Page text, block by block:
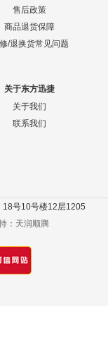
售后政策
商品退货保障
/退换货常见问题
关于东方迅捷
关于我们
联系我们
18号10号楼12层1205
：天润顺腾